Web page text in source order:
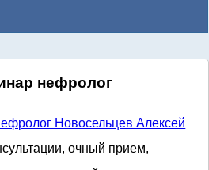
нефролог
Новосельцев Алексей
очный прием,